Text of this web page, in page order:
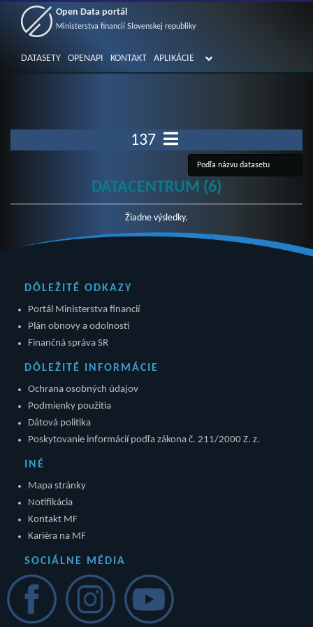
Open Data portál
Ministerstva financií Slovenskej republiky
DATASETY OPENAPI KONTAKT APLIKÁCIE
137
DATACENTRUM (6)
Žiadne výsledky.
DÔLEŽITÉ ODKAZY
Portál Ministerstva financií
Plán obnovy a odolnosti
Finančná správa SR
DÔLEŽITÉ INFORMÁCIE
Ochrana osobných údajov
Podmienky použitia
Dátová politika
Poskytovanie informácií podľa zákona č. 211/2000 Z. z.
INÉ
Mapa stránky
Notifikácia
Kontakt MF
Kariéra na MF
SOCIÁLNE MÉDIA